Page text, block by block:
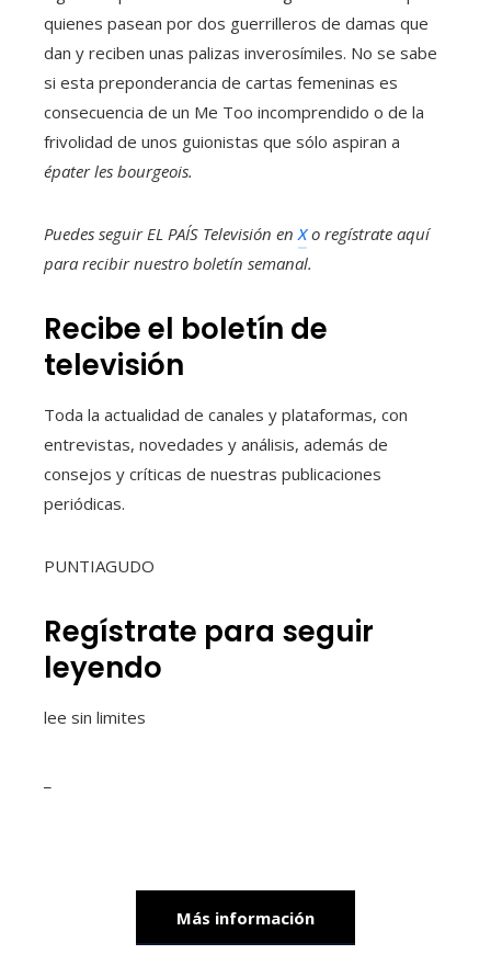
quienes pasean por dos guerrilleros de damas que
dan y reciben unas palizas inverosímiles. No se sabe
si esta preponderancia de cartas femeninas es
consecuencia de un Me Too incomprendido o de la
frivolidad de unos guionistas que sólo aspiran a
épater les bourgeois.
Puedes seguir EL PAÍS Televisión enXo regístrate aquí
para recibirnuestro boletín semanal.
Recibe el boletín de
televisión
Toda la actualidad de canales y plataformas, con
entrevistas, novedades y análisis, además de
consejos y críticas de nuestras publicaciones
periódicas.
PUNTIAGUDO
Regístrate para seguir
leyendo
lee sin limites
Más información